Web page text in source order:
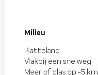
Milieu
Milieu
Platteland
Vlakbij een snelweg
Meer of plas op -5 km